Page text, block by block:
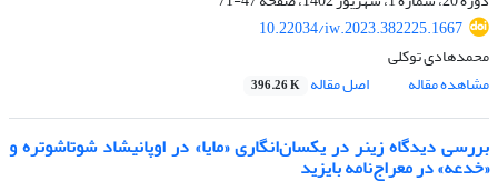
10.22034/iw.2023.382225.1667
محمدهادی توکلی
مشاهده مقاله
اصل مقاله 396.26 K
بررسی دیدگاه زینر در یکسان‌انگاری «مایا» در اوپانیشاد شوتاشوتره و
«خدعه» در معراج‌نامه بایزید